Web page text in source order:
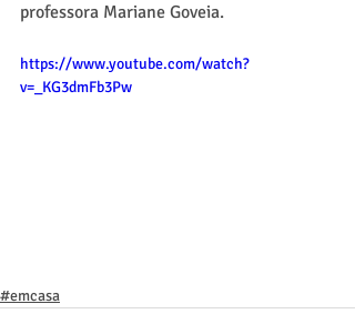
professora Mariane Goveia.
https://www.youtube.com/watch?
v=_KG3dmFb3Pw
#emcasa